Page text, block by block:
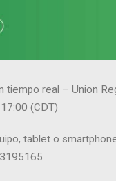
tiempo real – Union
(CDT)
tablet o